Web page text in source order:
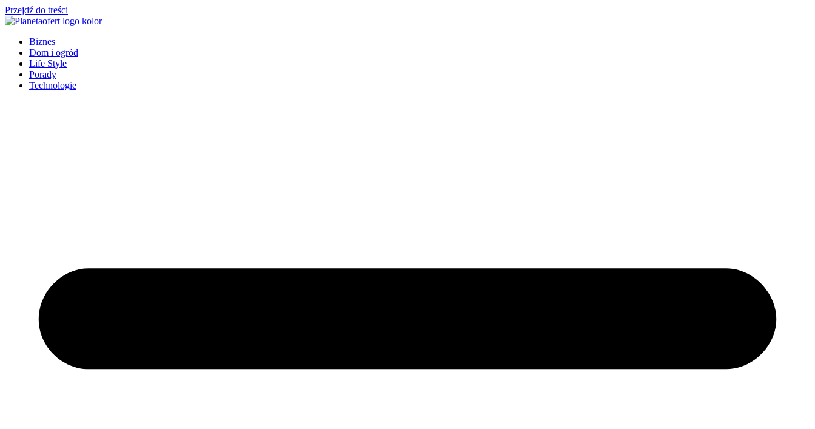
Przejdź do treści
Biznes
Dom i ogród
Life Style
Porady
Technologie